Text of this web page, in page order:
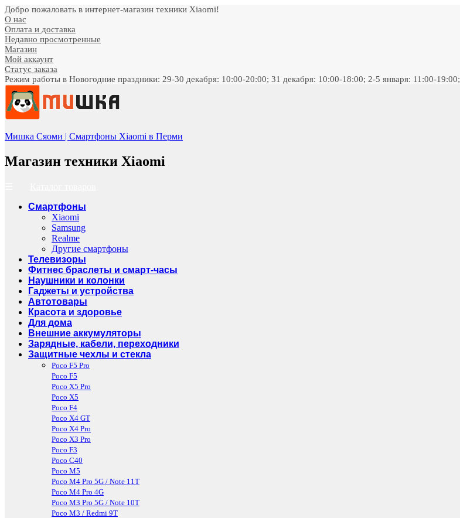
Добро пожаловать в интернет-магазин техники Xiaomi!
О нас
Оплата и доставка
Недавно просмотренные
Магазин
Мой аккаунт
Статус заказа
Режим работы в Новогодние праздники: 29-30 декабря: 10:00-20:00; 31 декабря: 10:00-18:00; 2-5 января: 11:00-19:00;
Мишка Сяоми | Смартфоны Xiaomi в Перми
Магазин техники Xiaomi
Смартфоны
Xiaomi
Samsung
Realme
Другие смартфоны
Телевизоры
Фитнес браслеты и смарт-часы
Наушники и колонки
Гаджеты и устройства
Автотовары
Красота и здоровье
Для дома
Внешние аккумуляторы
Зарядные, кабели, переходники
Защитные чехлы и стекла
Poco F5 Pro
Poco F5
Poco X5 Pro
Poco X5
Poco F4
Poco X4 GT
Poco X4 Pro
Poco X3 Pro
Poco F3
Poco C40
Poco M5
Poco M4 Pro 5G / Note 11T
Poco M4 Pro 4G
Poco M3 Pro 5G / Note 10T
Poco M3 / Redmi 9T